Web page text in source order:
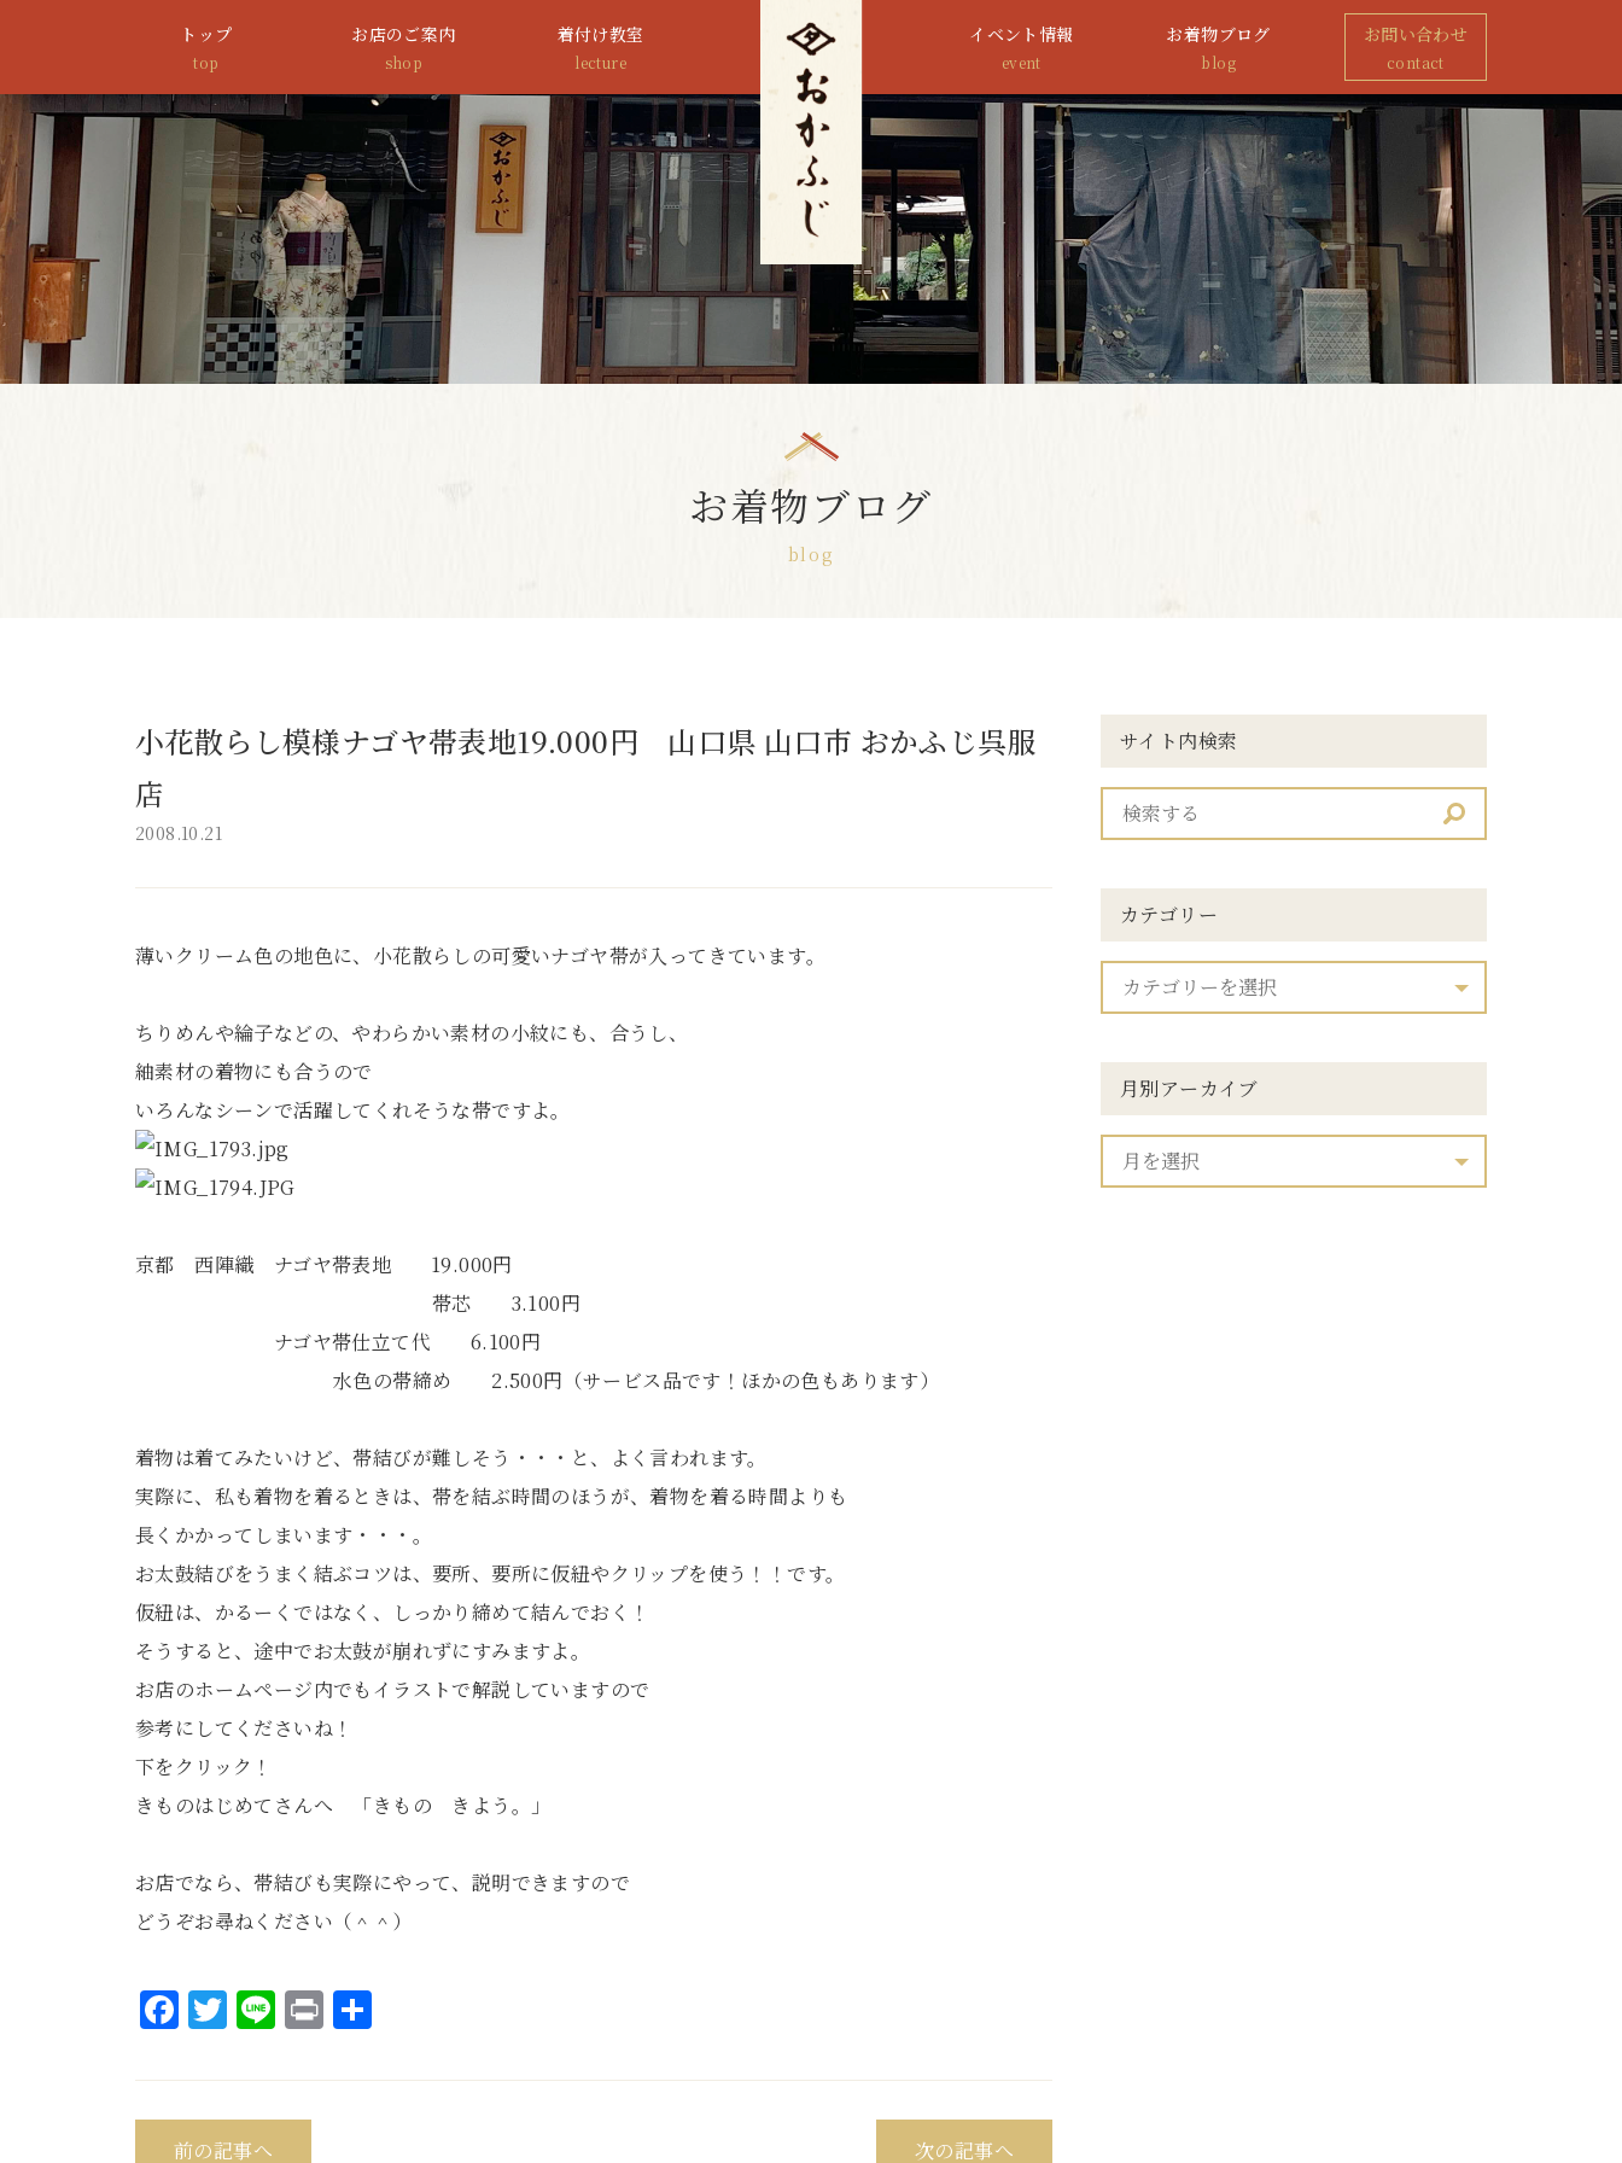
トップ
top
お店のご案内
shop
着付け教室
lecture
イベント情報
event
お着物ブログ
blog
お問い合わせ
contact
お着物ブログ
blog
小花散らし模様ナゴヤ帯表地19.000円 山口県 山口市 おかふじ呉服
店
2008.10.21
薄いクリーム色の地色に、小花散らしの可愛いナゴヤ帯が入ってきています。
ちりめんや綸子などの、やわらかい素材の小紋にも、合うし、
紬素材の着物にも合うので
いろんなシーンで活躍してくれそうな帯ですよ。
京都 西陣織 ナゴヤ帯表地 19.000円
帯芯 3.100円
ナゴヤ帯仕立て代 6.100円
水色の帯締め 2.500円（サービス品です！ほかの色もあります）
着物は着てみたいけど、帯結びが難しそう・・・と、よく言われます。
実際に、私も着物を着るときは、帯を結ぶ時間のほうが、着物を着る時間よりも
長くかかってしまいます・・・。
お太鼓結びをうまく結ぶコツは、要所、要所に仮紐やクリップを使う！！です。
仮紐は、かるーくではなく、しっかり締めて結んでおく！
そうすると、途中でお太鼓が崩れずにすみますよ。
お店のホームページ内でもイラストで解説していますので
参考にしてくださいね！
下をクリック！
きものはじめてさんへ 「きもの きよう。」
お店でなら、帯結びも実際にやって、説明できますので
どうぞお尋ねください（＾＾）
Facebook
Twitter
LinePrint
前の記事へ 次の記事へ
サイト内検索
カテゴリー
月別アーカイブ